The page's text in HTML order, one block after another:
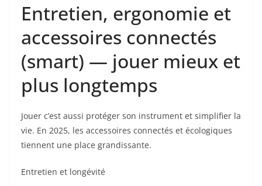
Entretien, ergonomie et
accessoires connectés
(smart) — jouer mieux et
plus longtemps
Jouer c’est aussi protéger son instrument et simplifier la
vie. En 2025, les accessoires connectés et écologiques
tiennent une place grandissante.
Entretien et longévité